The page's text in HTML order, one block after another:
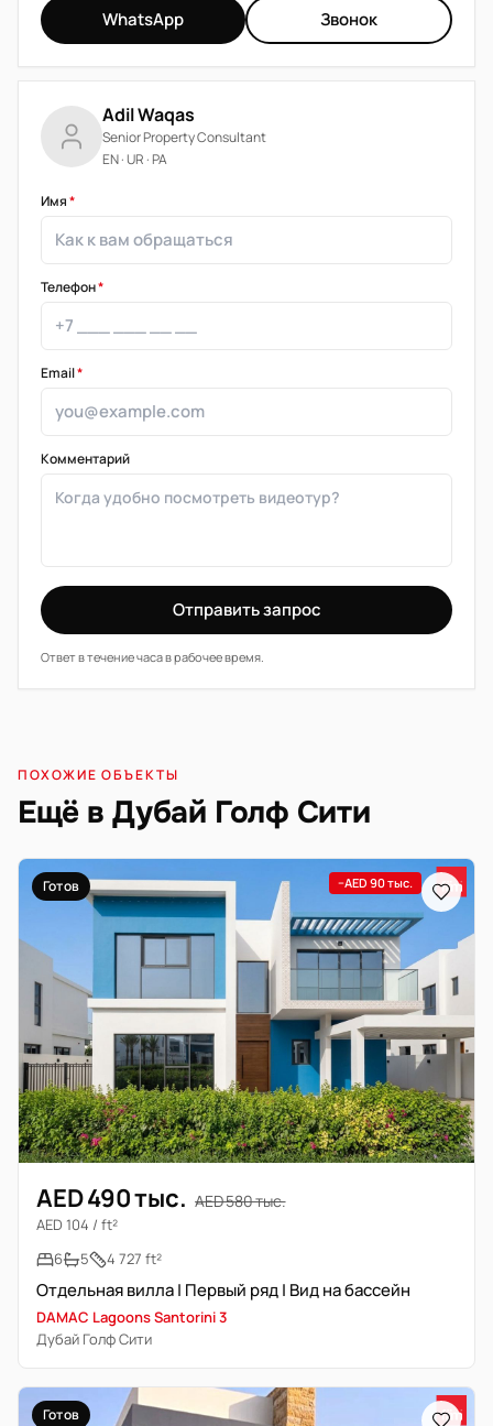
WhatsApp Звонок
Adil Waqas
Senior Property Consultant
EN · UR · PA
Имя*
Телефон*
Email*
Комментарий
Отправить запрос
Ответ в течение часа в рабочее время.
ПОХОЖИЕ ОБЪЕКТЫ
Ещё в Дубай Голф Сити
Готов −AED 90 тыс.
AED 490 тыс. AED 580 тыс.
AED 104 / ft²
6
5 4 727 ft²
Отдельная вилла | Первый ряд | Вид на бассейн
DAMAC Lagoons Santorini 3
Дубай Голф Сити
Готов